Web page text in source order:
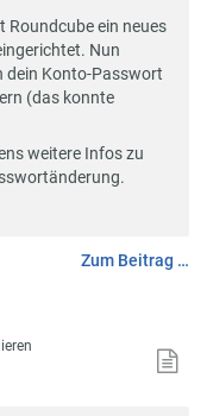
Roundcubeein neues
Nun
dein Konto-Passwort
(das konnte
weitere Infos zu
Zum Beitrag …